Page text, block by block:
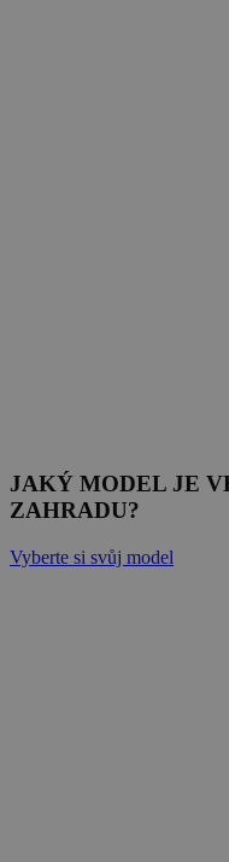
JAKÝ MODEL JE
ZAHRADU?
Vyberte si svůj model